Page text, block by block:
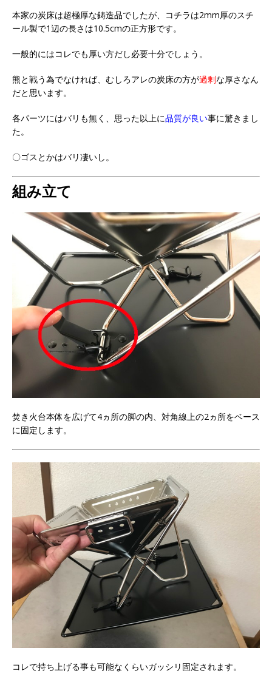
本家の炭床は超極厚な鋳造品でしたが、コチラは2mm厚のスチ
ール製で1辺の長さは10.5cmの正方形です。
一般的にはコレでも厚い方だし必要十分でしょう。
熊と戦う為でなければ、むしろアレの炭床の方が過剰な厚さなん
だと思います。
各パーツにはバリも無く、思った以上に品質が良い事に驚きまし
た。
〇ゴスとかはバリ凄いし。
組み立て
焚き火台本体を広げて4ヵ所の脚の内、対角線上の2ヵ所をベース
に固定します。
コレで持ち上げる事も可能なくらいガッシリ固定されます。